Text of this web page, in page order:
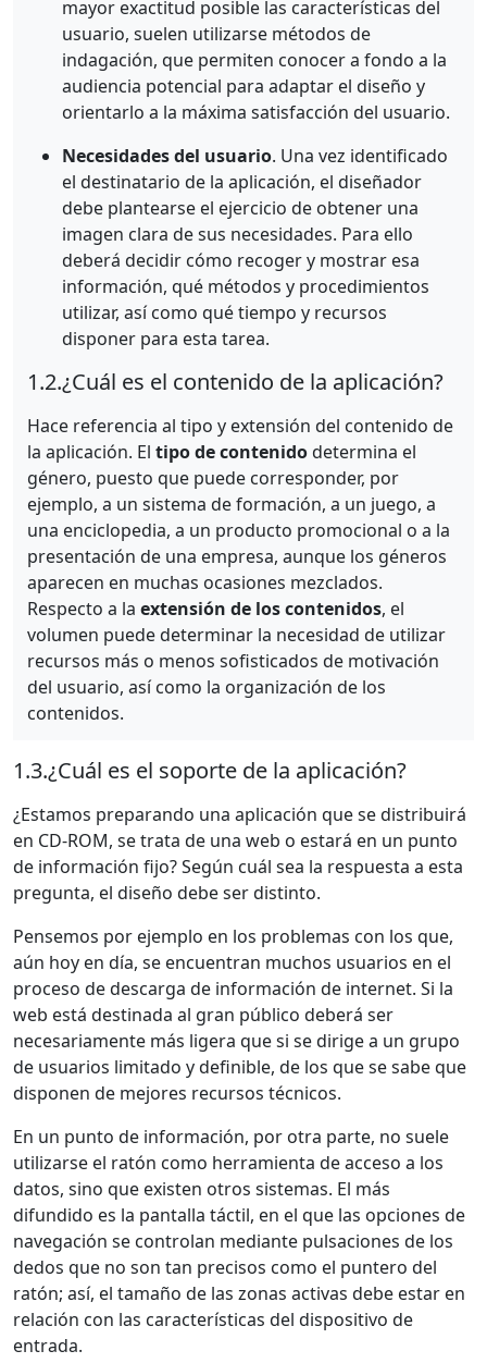
mayor exactitud posible las características del
usuario, suelen utilizarse métodos de
indagación, que permiten conocer a fondo a la
audiencia potencial para adaptar el diseño y
orientarlo a la máxima satisfacción del usuario.
Necesidades del usuario. Una vez identificado
el destinatario de la aplicación, el diseñador
debe plantearse el ejercicio de obtener una
imagen clara de sus necesidades. Para ello
deberá decidir cómo recoger y mostrar esa
información, qué métodos y procedimientos
utilizar, así como qué tiempo y recursos
disponer para esta tarea.
1.2.¿Cuál es el contenido de la aplicación?
Hace referencia al tipo y extensión del contenido de
la aplicación. El tipo de contenidodetermina el
género, puesto que puede corresponder, por
ejemplo, a un sistema de formación, a un juego, a
una enciclopedia, a un producto promocional o a la
presentación de una empresa, aunque los géneros
aparecen en muchas ocasiones mezclados.
Respecto a la extensión de los contenidos, el
volumen puede determinar la necesidad de utilizar
recursos más o menos sofisticados de motivación
del usuario, así como la organización de los
contenidos.
1.3.¿Cuál es el soporte de la aplicación?
¿Estamos preparando una aplicación que se distribuirá
en CD-ROM, se trata de una web o estará en un punto
de información fijo? Según cuál sea la respuesta a esta
pregunta, el diseño debe ser distinto.
Pensemos por ejemplo en los problemas con los que,
aún hoy en día, se encuentran muchos usuarios en el
proceso de descarga de información de internet. Si la
web está destinada al gran público deberá ser
necesariamente más ligera que si se dirige a un grupo
de usuarios limitado y definible, de los que se sabe que
disponen de mejores recursos técnicos.
En un punto de información, por otra parte, no suele
utilizarse el ratón como herramienta de acceso a los
datos, sino que existen otros sistemas. El más
difundido es la pantalla táctil, en el que las opciones de
navegación se controlan mediante pulsaciones de los
dedos que no son tan precisos como el puntero del
ratón; así, el tamaño de las zonas activas debe estar en
relación con las características del dispositivo de
entrada.